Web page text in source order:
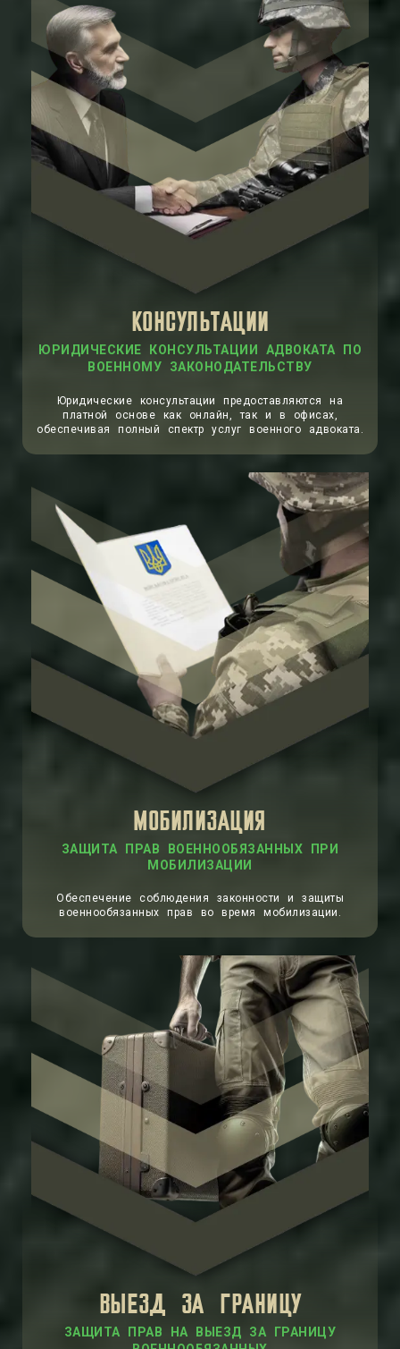
КОНСУЛЬТАЦИИ
ЮРИДИЧЕСКИЕ КОНСУЛЬТАЦИИ АДВОКАТА ПО
ВОЕННОМУ ЗАКОНОДАТЕЛЬСТВУ
Юридические консультации предоставляются на
платной основе как онлайн, так и в офисах,
обеспечивая полный спектр услуг военного адвоката.
МОБИЛИЗАЦИЯ
ЗАЩИТА ПРАВ ВОЕННООБЯЗАННЫХ ПРИ
МОБИЛИЗАЦИИ
Обеспечение соблюдения законности и защиты
военнообязанных прав во время мобилизации.
ВЫЕЗД ЗА ГРАНИЦУ
ЗАЩИТА ПРАВ НА ВЫЕЗД ЗА ГРАНИЦУ